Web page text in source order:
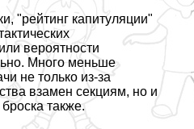
"рейтинг капитуляции"
вероятности
Много меньше
не только из-за
взамен секциям, но и
также.